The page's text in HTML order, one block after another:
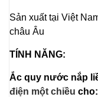
Sản xuất tại Việt
châu Âu
TÍNH NĂNG:
Ắc quy nước nắp
điện một chiều cho: